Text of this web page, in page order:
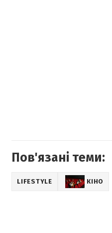
Пов'язані теми:
LIFESTYLE КІНО